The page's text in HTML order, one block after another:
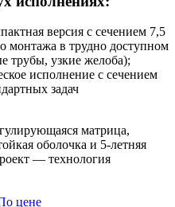
версия с сечением 7,5
монтажа в трудно доступном
трубы, узкие желоба);
исполнение с сечением
задач
матрица,
оболочка и 5-летняя
— технология
цене